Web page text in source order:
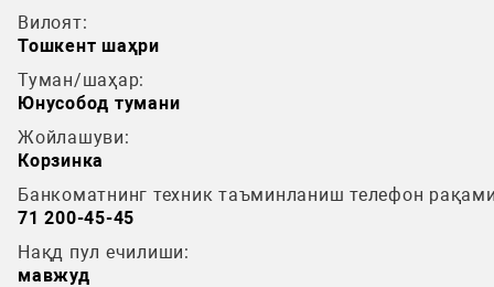
Вилоят:
Тошкент шаҳри
Туман/шаҳар:
Юнусобод тумани
Жойлашуви:
Корзинка
Банкоматнинг техник таъминланиш телефон
71 200-45-45
Нақд пул ечилиши:
мавжуд